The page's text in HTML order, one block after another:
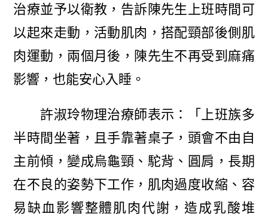
治療並予以衛教，告訴陳先生上班時間可
以起來走動，活動肌肉，搭配頸部後側肌
肉運動，兩個月後，陳先生不再受到麻痛
影響，也能安心入睡。
許淑玲物理治療師表示：「上班族多
半時間坐著，且手靠著桌子，頭會不由自
主前傾，變成烏龜頸、駝背、圓肩，長期
在不良的姿勢下工作，肌肉過度收縮、容
易缺血影響整體肌肉代謝，造成乳酸堆